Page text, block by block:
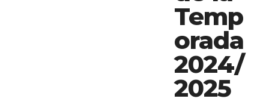
Temp
orada
2024/
2025